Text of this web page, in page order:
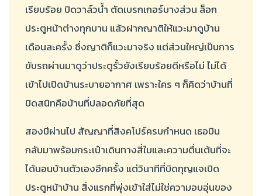
เรียบร้อย ปิดวาล์วน้ำ ตัดเบรกเกอร์บางส่วน ล็อก
ประตูหน้าต่างทุกบาน แล้วฝากญาติให้แวะมาดูบ้าน
เดือนละครั้ง ซึ่งญาติก็แวะมาจริง แต่ส่วนใหญ่เป็นการ
ขับรถผ่านมาดูว่าประตูรั้วยังเรียบร้อยดีหรือไม่ ไม่ได้
เข้าไปเปิดบ้านระบายอากาศ เพราะใคร ๆ ก็คิดว่าบ้านที่
ปิดสนิทคือบ้านที่ปลอดภัยที่สุด
สองปีผ่านไป สัญญาที่สิงคโปร์ครบกำหนด เธอบิน
กลับมาพร้อมกระเป๋าเดินทางสี่ใบและความตื่นเต้นที่จะ
ได้นอนบ้านตัวเองอีกครั้ง แต่วินาทีที่บิดกุญแจเปิด
ประตูหน้าบ้าน สิ่งแรกที่พุ่งเข้าใส่ไม่ใช่ความอบอุ่นของ